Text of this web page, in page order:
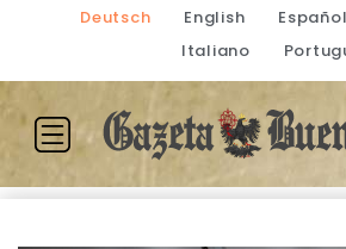
Deutsch English Español
Italiano